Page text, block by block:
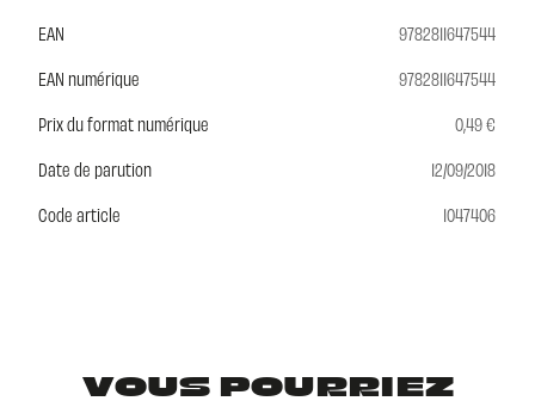
EAN
9782811647544
EAN numérique
9782811647544
Prix du format numérique
0,49 €
Date de parution
12/09/2018
Code article
1047406
VOUS POURRIEZ